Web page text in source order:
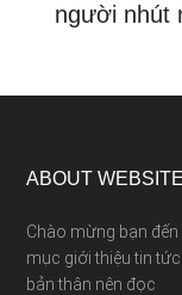
người nhút
ABOUT WEBSITE
Chào mừng bạn
mục giới thiệu tin tức
bản thân nên đọc